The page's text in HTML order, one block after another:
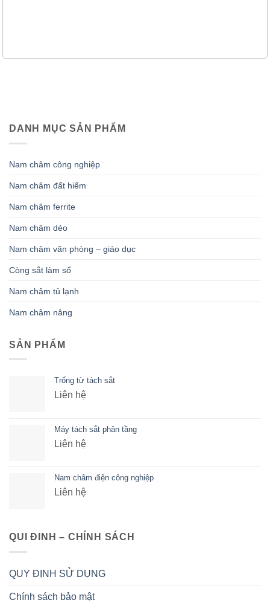
DANH MỤC SẢN PHẨM
Nam châm công nghiệp
Nam châm đất hiếm
Nam châm ferrite
Nam châm dẻo
Nam châm văn phòng – giáo dục
Còng sắt làm sổ
Nam châm tủ lạnh
Nam châm nâng
SẢN PHẨM
Trống từ tách sắt
Liên hệ
Máy tách sắt phân tầng
Liên hệ
Nam châm điện công nghiệp
Liên hệ
QUI ĐINH – CHÍNH SÁCH
QUY ĐỊNH SỬ DỤNG
Chính sách bảo mật